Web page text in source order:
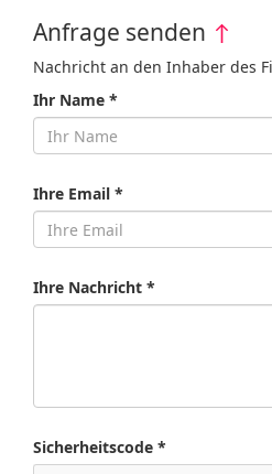
Anfrage senden ↑
Nachricht an den Inhaber des
Ihr Name *
Ihre Email *
Ihre Nachricht *
Sicherheitscode *